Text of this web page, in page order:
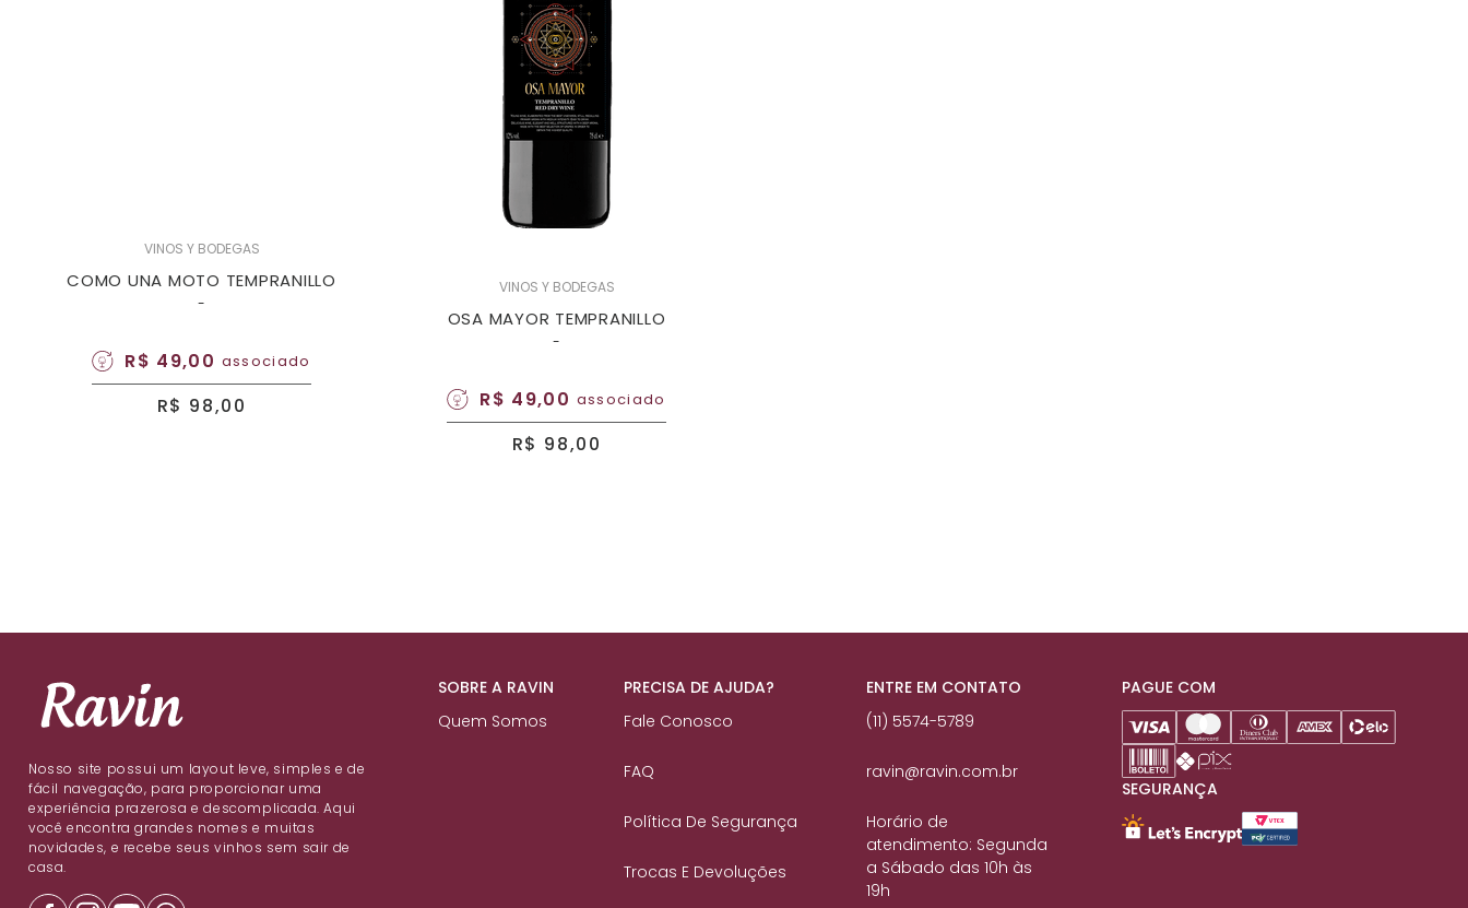
VINOS Y BODEGAS
COMO UNA MOTO TEMPRANILLO
-
R$ 49,00 associado
R$ 98,00
VINOS Y BODEGAS
OSA MAYOR TEMPRANILLO
-
R$ 49,00 associado
R$ 98,00
Nosso site possui um layout leve, simples e de
fácil navegação, para proporcionar uma
experiência prazerosa e descomplicada. Aqui
você encontra grandes nomes e muitas
novidades, e recebe seus vinhos sem sair de
casa.
SOBRE A RAVIN
Quem Somos
PRECISA DE AJUDA?
Fale Conosco
FAQ
Política De Segurança
Trocas E Devoluções
ENTRE EM CONTATO
(11) 5574-5789
ravin@ravin.com.br
Horário de
atendimento: Segunda
a Sábado das 10h às
19h
PAGUE COM
SEGURANÇA